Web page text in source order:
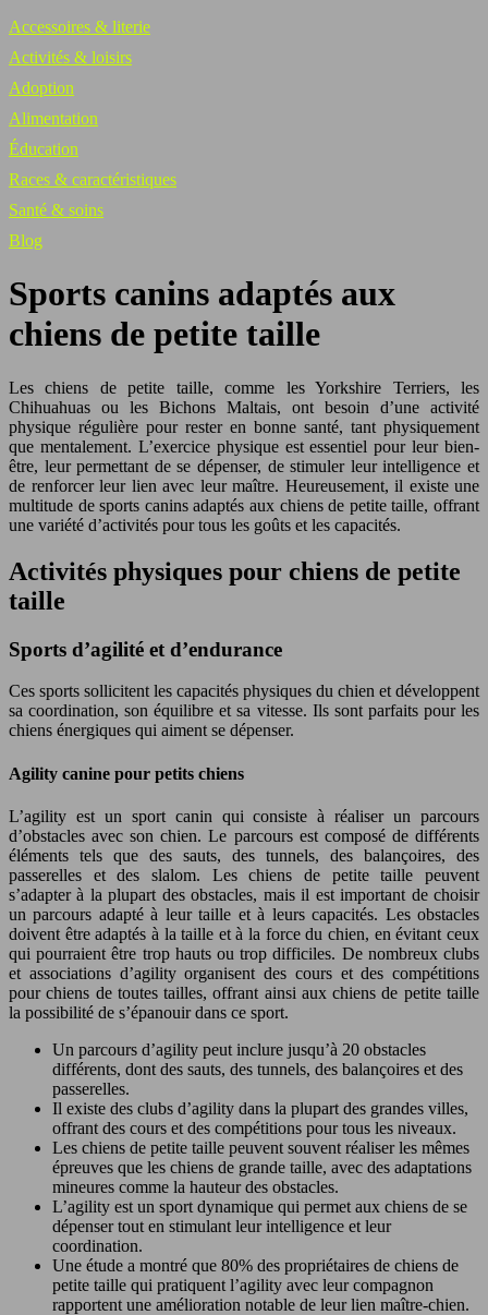
Accessoires & literie
Activités & loisirs
Adoption
Alimentation
Éducation
Races & caractéristiques
Santé & soins
Blog
Sports canins adaptés aux
chiens de petite taille
Les chiens de petite taille, comme les Yorkshire Terriers, les
Chihuahuas ou les Bichons Maltais, ont besoin d’une activité
physique régulière pour rester en bonne santé, tant physiquement
que mentalement. L’exercice physique est essentiel pour leur bien-
être, leur permettant de se dépenser, de stimuler leur intelligence et
de renforcer leur lien avec leur maître. Heureusement, il existe une
multitude de sports canins adaptés aux chiens de petite taille, offrant
une variété d’activités pour tous les goûts et les capacités.
Activités physiques pour chiens de petite
taille
Sports d’agilité et d’endurance
Ces sports sollicitent les capacités physiques du chien et développent
sa coordination, son équilibre et sa vitesse. Ils sont parfaits pour les
chiens énergiques qui aiment se dépenser.
Agility canine pour petits chiens
L’agility est un sport canin qui consiste à réaliser un parcours
d’obstacles avec son chien. Le parcours est composé de différents
éléments tels que des sauts, des tunnels, des balançoires, des
passerelles et des slalom. Les chiens de petite taille peuvent
s’adapter à la plupart des obstacles, mais il est important de choisir
un parcours adapté à leur taille et à leurs capacités. Les obstacles
doivent être adaptés à la taille et à la force du chien, en évitant ceux
qui pourraient être trop hauts ou trop difficiles. De nombreux clubs
et associations d’agility organisent des cours et des compétitions
pour chiens de toutes tailles, offrant ainsi aux chiens de petite taille
la possibilité de s’épanouir dans ce sport.
Un parcours d’agility peut inclure jusqu’à 20 obstacles
différents, dont des sauts, des tunnels, des balançoires et des
passerelles.
Il existe des clubs d’agility dans la plupart des grandes villes,
offrant des cours et des compétitions pour tous les niveaux.
Les chiens de petite taille peuvent souvent réaliser les mêmes
épreuves que les chiens de grande taille, avec des adaptations
mineures comme la hauteur des obstacles.
L’agility est un sport dynamique qui permet aux chiens de se
dépenser tout en stimulant leur intelligence et leur
coordination.
Une étude a montré que 80% des propriétaires de chiens de
petite taille qui pratiquent l’agility avec leur compagnon
rapportent une amélioration notable de leur lien maître-chien.